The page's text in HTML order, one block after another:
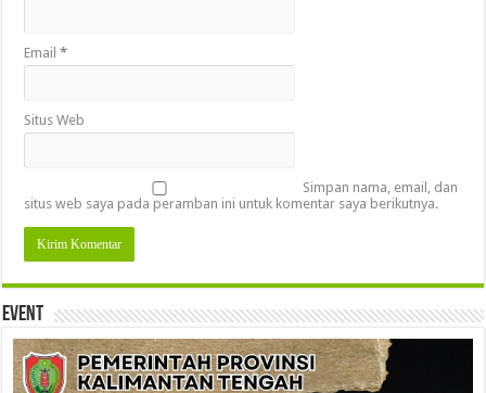
Email*
Situs Web
Simpan nama, email, dan
situs web saya pada peramban ini untuk komentar saya berikutnya.
Event